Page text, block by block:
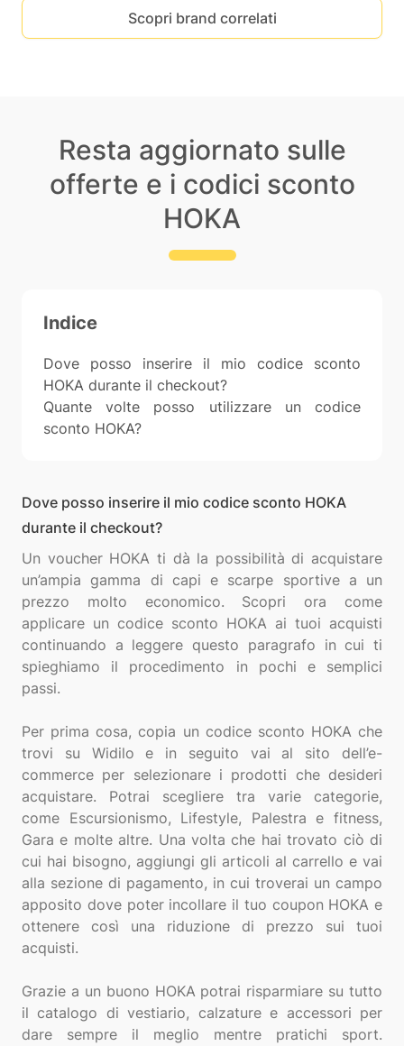
Scopri brand correlati
Resta aggiornato sulle
offerte e i codici sconto
HOKA
Indice
Dove posso inserire il mio codice sconto
HOKA durante il checkout?
Quante volte posso utilizzare un codice
sconto HOKA?
Dove posso inserire il mio codice sconto HOKA
durante il checkout?
Un voucher HOKA ti dà la possibilità di acquistare
un’ampia gamma di capi e scarpe sportive a un
prezzo molto economico. Scopri ora come
applicare un codice sconto HOKA ai tuoi acquisti
continuando a leggere questo paragrafo in cui ti
spieghiamo il procedimento in pochi e semplici
passi.
Per prima cosa, copia un codice sconto HOKA che
trovi su Widilo e in seguito vai al sito dell’e-
commerce per selezionare i prodotti che desideri
acquistare. Potrai scegliere tra varie categorie,
come Escursionismo, Lifestyle, Palestra e fitness,
Gara e molte altre. Una volta che hai trovato ciò di
cui hai bisogno, aggiungi gli articoli al carrello e vai
alla sezione di pagamento, in cui troverai un campo
apposito dove poter incollare il tuo coupon HOKA e
ottenere così una riduzione di prezzo sui tuoi
acquisti.
Grazie a un buono HOKA potrai risparmiare su tutto
il catalogo di vestiario, calzature e accessori per
dare sempre il meglio mentre pratichi sport.